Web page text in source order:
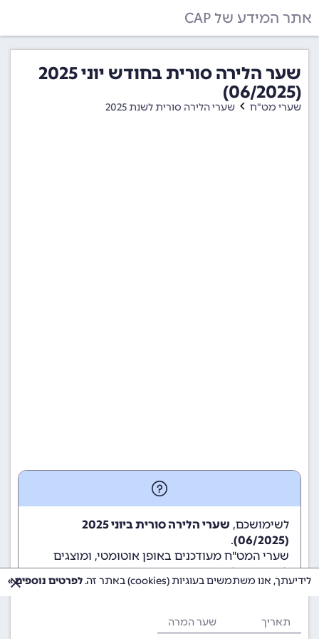
אתר המידע של CAP
שער הלירה סורית בחודש יוני 2025
(06/2025)
שערי מט"ח שערי הלירה סורית לשנת 2025
לשימושכם,
שערי הלירה סורית ביוני 2025
(06/2025)
.
שערי המט"ח מעודכנים באופן אוטומטי, ומוצגים
לשימוש גולשי ומשתמשי האתר.
תאריך שער המרה
לידיעתך, אנו משתמשים בעוגיות (cookies) באתר זה. לפרטים נוספים »